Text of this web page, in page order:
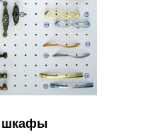
шкафы